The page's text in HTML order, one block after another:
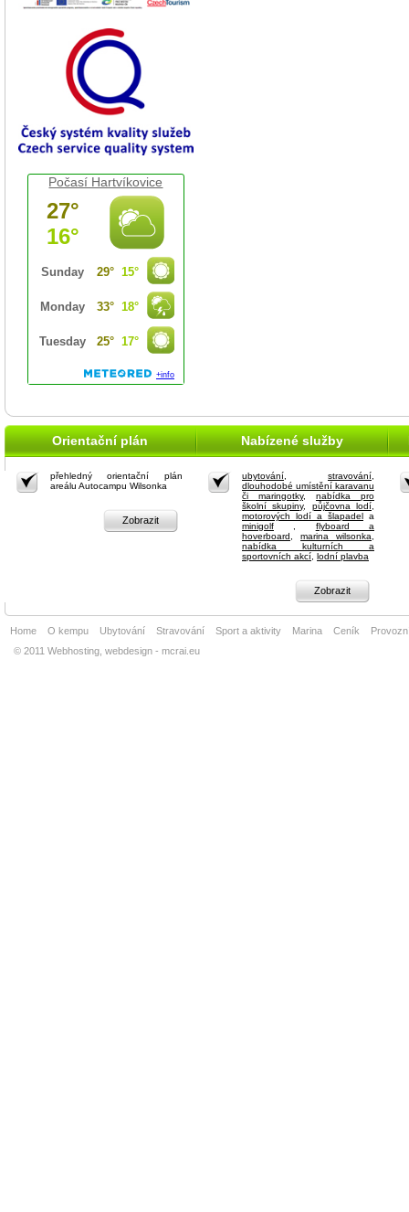
Počasí Hartvíkovice
Orientační plán Nabízené služby
přehledný orientační plán
areálu Autocampu Wilsonka
Zobrazit
ubytování stravování
dlouhodobé umístění karavanu
či maringotky, nabídka pro
školní skupiny, půjčovna lodí,
motorových lodí a šlapadel a
minigolf
flyboard a
hoverboard
marina wilsonka
nabídka kulturních a
sportovních akcí lodní plavba
Zobrazit
Home O kempu Ubytování Stravování Sport a aktivity Marina Ceník
© 2011 Webhosting, webdesign - mcrai.eu